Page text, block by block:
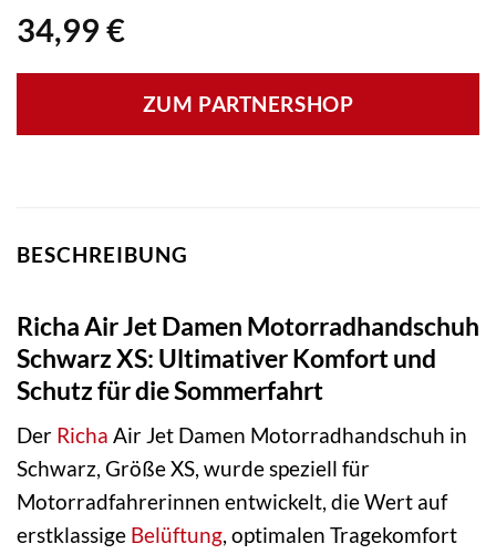
34,99 €
ZUM PARTNERSHOP
BESCHREIBUNG
Richa Air Jet Damen Motorradhandschuh
Schwarz XS: Ultimativer Komfort und
Schutz für die Sommerfahrt
Der Richa Air Jet Damen Motorradhandschuh in
Schwarz, Größe XS, wurde speziell für
Motorradfahrerinnen entwickelt, die Wert auf
erstklassige Belüftung, optimalen Tragekomfort